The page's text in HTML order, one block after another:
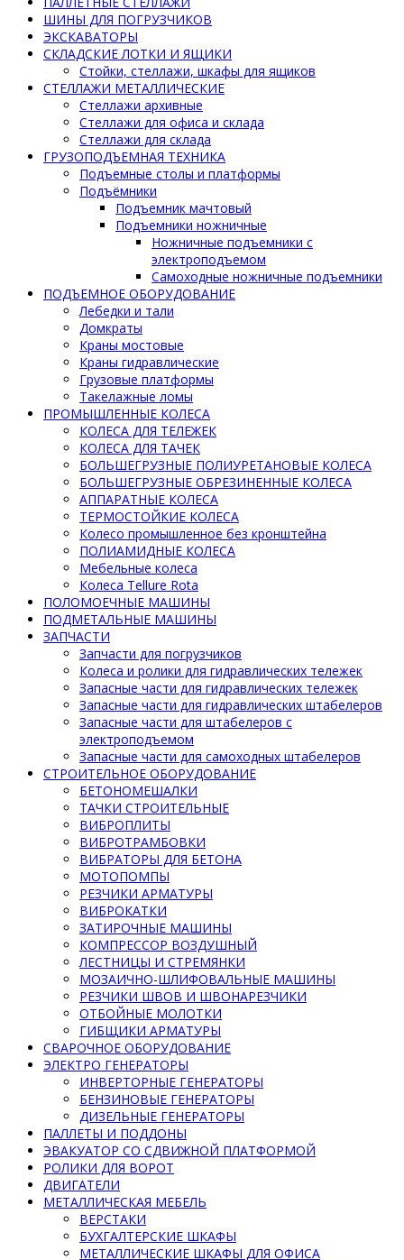
ШИНЫ ДЛЯ ПОГРУЗЧИКОВ
ЭКСКАВАТОРЫ
СКЛАДСКИЕ ЛОТКИ И ЯЩИКИ
Стойки, стеллажи, шкафы для ящиков
СТЕЛЛАЖИ МЕТАЛЛИЧЕСКИЕ
Стеллажи архивные
Стеллажи для офиса и склада
Стеллажи для склада
ГРУЗОПОДЪЕМНАЯ ТЕХНИКА
Подъемные столы и платформы
Подъёмники
Подъемник мачтовый
Подъемники ножничные
Ножничные подъемники с
электроподъемом
Самоходные ножничные подъемники
ПОДЪЕМНОЕ ОБОРУДОВАНИЕ
Лебедки и тали
Домкраты
Краны мостовые
Краны гидравлические
Грузовые платформы
Такелажные ломы
ПРОМЫШЛЕННЫЕ КОЛЕСА
КОЛЕСА ДЛЯ ТЕЛЕЖЕК
КОЛЕСА ДЛЯ ТАЧЕК
БОЛЬШЕГРУЗНЫЕ ПОЛИУРЕТАНОВЫЕ КОЛЕСА
БОЛЬШЕГРУЗНЫЕ ОБРЕЗИНЕННЫЕ КОЛЕСА
АППАРАТНЫЕ КОЛЕСА
ТЕРМОСТОЙКИЕ КОЛЕСА
Колесо промышленное без кронштейна
ПОЛИАМИДНЫЕ КОЛЕСА
Мебельные колеса
Колеса Tellure Rota
ПОЛОМОЕЧНЫЕ МАШИНЫ
ПОДМЕТАЛЬНЫЕ МАШИНЫ
ЗАПЧАСТИ
Запчасти для погрузчиков
Колеса и ролики для гидравлических тележек
Запасные части для гидравлических тележек
Запасные части для гидравлических штабелеров
Запасные части для штабелеров с
электроподъемом
Запасные части для самоходных штабелеров
СТРОИТЕЛЬНОЕ ОБОРУДОВАНИЕ
БЕТОНОМЕШАЛКИ
ТАЧКИ СТРОИТЕЛЬНЫЕ
ВИБРОПЛИТЫ
ВИБРОТРАМБОВКИ
ВИБРАТОРЫ ДЛЯ БЕТОНА
МОТОПОМПЫ
РЕЗЧИКИ АРМАТУРЫ
ВИБРОКАТКИ
ЗАТИРОЧНЫЕ МАШИНЫ
КОМПРЕССОР ВОЗДУШНЫЙ
ЛЕСТНИЦЫ И СТРЕМЯНКИ
МОЗАИЧНО-ШЛИФОВАЛЬНЫЕ МАШИНЫ
РЕЗЧИКИ ШВОВ И ШВОНАРЕЗЧИКИ
ОТБОЙНЫЕ МОЛОТКИ
ГИБЩИКИ АРМАТУРЫ
СВАРОЧНОЕ ОБОРУДОВАНИЕ
ЭЛЕКТРО ГЕНЕРАТОРЫ
ИНВЕРТОРНЫЕ ГЕНЕРАТОРЫ
БЕНЗИНОВЫЕ ГЕНЕРАТОРЫ
ДИЗЕЛЬНЫЕ ГЕНЕРАТОРЫ
ПАЛЛЕТЫ И ПОДДОНЫ
ЭВАКУАТОР СО СДВИЖНОЙ ПЛАТФОРМОЙ
РОЛИКИ ДЛЯ ВОРОТ
ДВИГАТЕЛИ
МЕТАЛЛИЧЕСКАЯ МЕБЕЛЬ
ВЕРСТАКИ
БУХГАЛТЕРСКИЕ ШКАФЫ
МЕТАЛЛИЧЕСКИЕ ШКАФЫ ДЛЯ ОФИСА